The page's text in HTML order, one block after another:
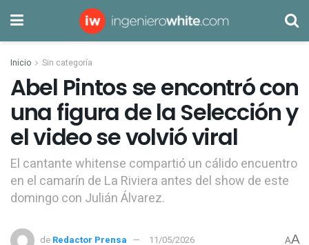
Inicio Sin categoría
Abel Pintos se encontró con
una figura de la Selección y
el video se volvió viral
El cantante whitense compartió un cálido encuentro
en el camarín de La Riviera antes del show de este
domingo con Julián Álvarez.
de Redactor Prensa 11/05/2026 AA